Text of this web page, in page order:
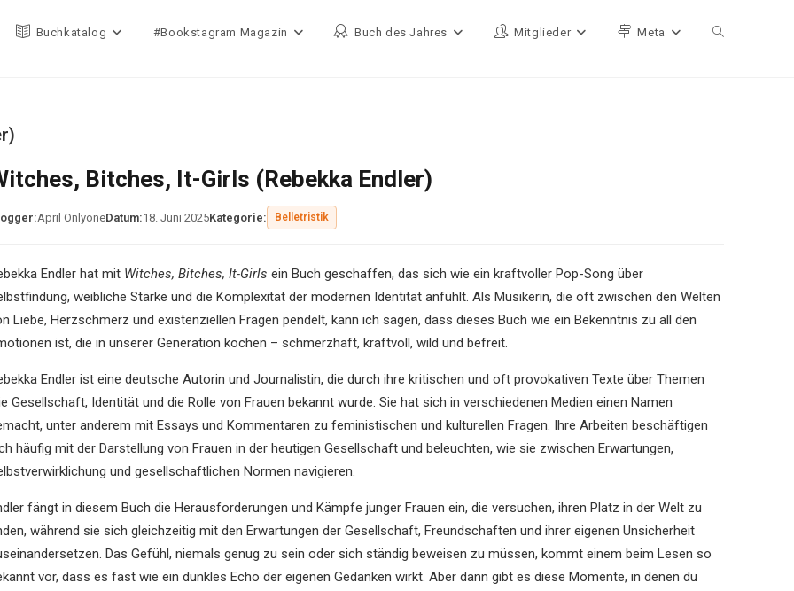
Buchkatalog #Bookstagram Magazin Buch des Jahres Mitglieder Meta Website-
Bitches, It-Girls (Rebekka Endler)
April OnlyoneDatum:18. Juni 2025Kategorie: Belletristik
Endler hat mit Witches, Bitches, It-Girls ein Buch geschaffen, das sich wie ein kraftvoller Pop-Song über
weibliche Stärke und die Komplexität der modernen Identität anfühlt. Als Musikerin, die oft zwischen den Welten
Liebe, Herzschmerz und existenziellen Fragen pendelt, kann ich sagen, dass dieses Buch wie ein Bekenntnis zu all den
ist, die in unserer Generation kochen – schmerzhaft, kraftvoll, wild und befreit.
Endler ist eine deutsche Autorin und Journalistin, die durch ihre kritischen und oft provokativen Texte über Themen
Gesellschaft, Identität und die Rolle von Frauen bekannt wurde. Sie hat sich in verschiedenen Medien einen Namen
unter anderem mit Essays und Kommentaren zu feministischen und kulturellen Fragen. Ihre Arbeiten beschäftigen
häufig mit der Darstellung von Frauen in der heutigen Gesellschaft und beleuchten, wie sie zwischen Erwartungen,
und gesellschaftlichen Normen navigieren.
fängt in diesem Buch die Herausforderungen und Kämpfe junger Frauen ein, die versuchen, ihren Platz in der Welt zu
während sie sich gleichzeitig mit den Erwartungen der Gesellschaft, Freundschaften und ihrer eigenen Unsicherheit
Das Gefühl, niemals genug zu sein oder sich ständig beweisen zu müssen, kommt einem beim Lesen so
vor, dass es fast wie ein dunkles Echo der eigenen Gedanken wirkt. Aber dann gibt es diese Momente, in denen du